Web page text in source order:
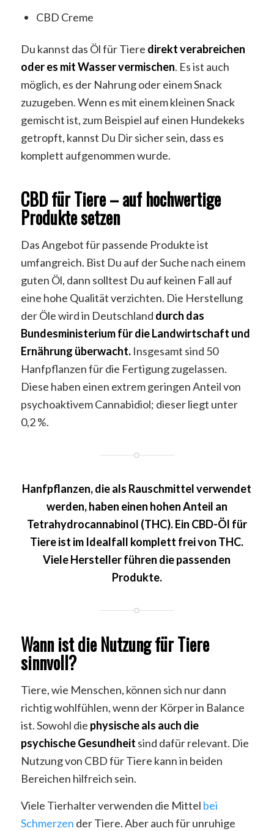
CBD Creme
Du kannst das Öl für Tiere direkt verabreichen
oder es mit Wasser vermischen. Es ist auch
möglich, es der Nahrung oder einem Snack
zuzugeben. Wenn es mit einem kleinen Snack
gemischt ist, zum Beispiel auf einen Hundekeks
getropft, kannst Du Dir sicher sein, dass es
komplett aufgenommen wurde.
CBD für Tiere – auf hochwertige
Produkte setzen
Das Angebot für passende Produkte ist
umfangreich. Bist Du auf der Suche nach einem
guten Öl, dann solltest Du auf keinen Fall auf
eine hohe Qualität verzichten. Die Herstellung
der Öle wird in Deutschland durch das
Bundesministerium für die Landwirtschaft und
Ernährung überwacht.Insgesamt sind 50
Hanfpflanzen für die Fertigung zugelassen.
Diese haben einen extrem geringen Anteil von
psychoaktivem Cannabidiol; dieser liegt unter
0,2 %.
Hanfpflanzen, die als Rauschmittel verwendet
werden, haben einen hohen Anteil an
Tetrahydrocannabinol (THC). Ein CBD-Öl für
Tiere ist im Idealfall komplett frei von THC.
Viele Hersteller führen die passenden
Produkte.
Wann ist die Nutzung für Tiere
sinnvoll?
Tiere, wie Menschen, können sich nur dann
richtig wohlfühlen, wenn der Körper in Balance
ist. Sowohl die physische als auch die
psychische Gesundheit sind dafür relevant. Die
Nutzung von CBD für Tiere kann in beiden
Bereichen hilfreich sein.
Viele Tierhalter verwenden die Mittel bei
Schmerzen der Tiere. Aber auch für unruhige